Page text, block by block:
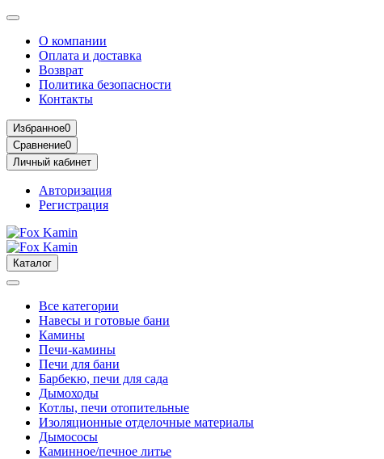
О компании
Оплата и доставка
Возврат
Политика безопасности
Контакты
Избранное0
Сравнение0
Личный кабинет
Авторизация
Регистрация
Каталог
Все категории
Навесы и готовые бани
Камины
Печи-камины
Печи для бани
Барбекю, печи для сада
Дымоходы
Котлы, печи отопительные
Изоляционные отделочные материалы
Дымососы
Каминное/печное литье